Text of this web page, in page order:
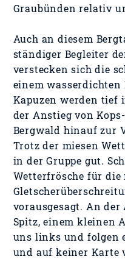
Graubünden relativ
Auch an diesem
ständiger Begleiter
verstecken sich die
einem wasserdichten
Kapuzen werden tief
der Anstieg von
Bergwald hinauf zur
Trotz der miesen
in der Gruppe gut.
Wetterfrösche für die
vorausgesagt. An
Spitz, einem kleinen
uns links und folgen
und auf keiner Karte